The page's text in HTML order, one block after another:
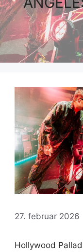
27. februar 2026
Hollywood